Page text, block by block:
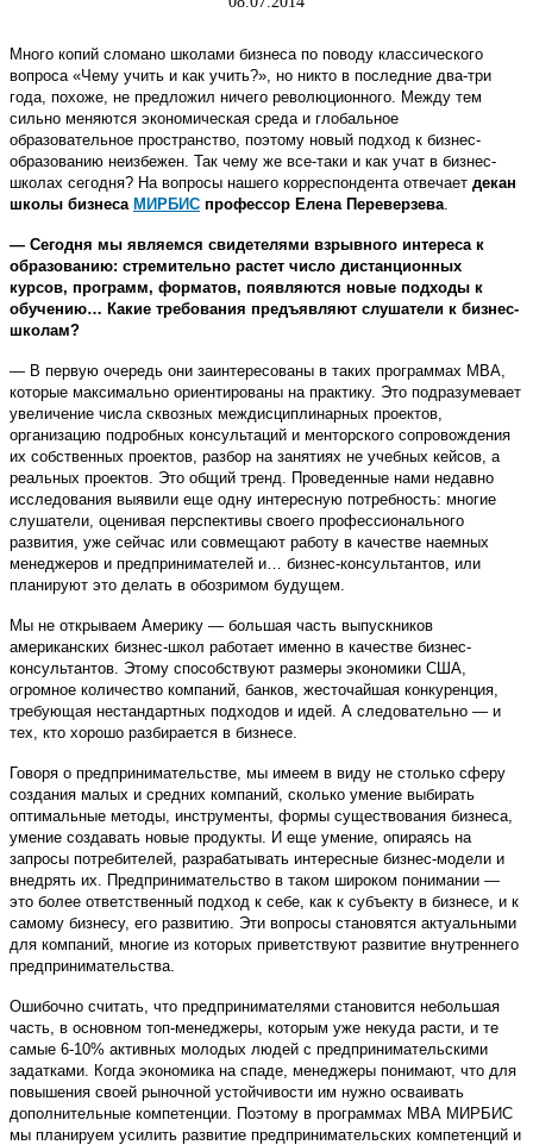
Много копий сломано школами бизнеса по поводу классического
вопроса «Чему учить и как учить?», но никто в последние два-три
года, похоже, не предложил ничего революционного. Между тем
сильно меняются экономическая среда и глобальное
образовательное пространство, поэтому новый подход к бизнес-
образованию неизбежен. Так чему же все-таки и как учат в бизнес-
школах сегодня? На вопросы нашего корреспондента отвечает декан
школы бизнеса МИРБИС профессор Елена Переверзева
— Сегодня мы являемся свидетелями взрывного интереса к
образованию: стремительно растет число дистанционных
курсов, программ, форматов, появляются новые подходы к
обучению… Какие требования предъявляют слушатели к бизнес-
школам?
— В первую очередь они заинтересованы в таких программах МВА,
которые максимально ориентированы на практику. Это подразумевает
увеличение числа сквозных междисциплинарных проектов,
организацию подробных консультаций и менторского сопровождения
их собственных проектов, разбор на занятиях не учебных кейсов, а
реальных проектов. Это общий тренд. Проведенные нами недавно
исследования выявили еще одну интересную потребность: многие
слушатели, оценивая перспективы своего профессионального
развития, уже сейчас или совмещают работу в качестве наемных
менеджеров и предпринимателей и… бизнес-консультантов, или
планируют это делать в обозримом будущем.
Мы не открываем Америку — большая часть выпускников
американских бизнес-школ работает именно в качестве бизнес-
консультантов. Этому способствуют размеры экономики США,
огромное количество компаний, банков, жесточайшая конкуренция,
требующая нестандартных подходов и идей. А следовательно — и
тех, кто хорошо разбирается в бизнесе.
Говоря о предпринимательстве, мы имеем в виду не столько сферу
создания малых и средних компаний, сколько умение выбирать
оптимальные методы, инструменты, формы существования бизнеса,
умение создавать новые продукты. И еще умение, опираясь на
запросы потребителей, разрабатывать интересные бизнес-модели и
внедрять их. Предпринимательство в таком широком понимании —
это более ответственный подход к себе, как к субъекту в бизнесе, и к
самому бизнесу, его развитию. Эти вопросы становятся актуальными
для компаний, многие из которых приветствуют развитие внутреннего
предпринимательства.
Ошибочно считать, что предпринимателями становится небольшая
часть, в основном топ-менеджеры, которым уже некуда расти, и те
самые 6-10% активных молодых людей с предпринимательскими
задатками. Когда экономика на спаде, менеджеры понимают, что для
повышения своей рыночной устойчивости им нужно осваивать
дополнительные компетенции. Поэтому в программах МВА МИРБИС
мы планируем усилить развитие предпринимательских компетенций и